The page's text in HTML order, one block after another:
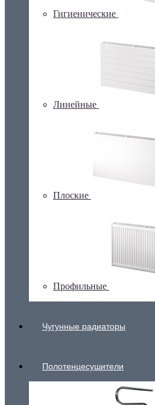
Гигиенические
Линейные
Плоские
Профильные
Чугунные радиаторы
Полотенцесушители